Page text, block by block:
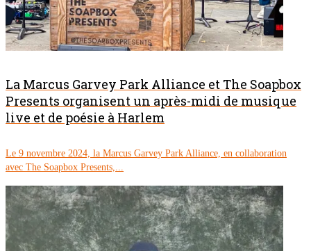
La Marcus Garvey Park Alliance et The Soapbox
Presents organisent un après-midi de musique
live et de poésie à Harlem
Le 9 novembre 2024, la Marcus Garvey Park Alliance, en collaboration
avec The Soapbox Presents,...